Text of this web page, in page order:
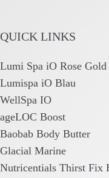
QUICK LINKS
Lumi Spa iO Rose Gold
Lumispa iO Blau
WellSpa IO
ageLOC Boost
Baobab Body Butter
Glacial Marine
Nutricentials Thirst Fix